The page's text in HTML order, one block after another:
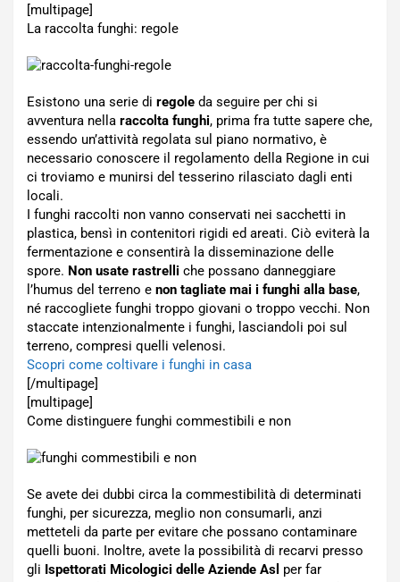
[multipage]
La raccolta funghi: regole
Esistono una serie di regole da seguire per chi si
avventura nella raccolta funghi, prima fra tutte sapere che,
essendo un’attività regolata sul piano normativo, è
necessario conoscere il regolamento della Regione in cui
ci troviamo e munirsi del tesserino rilasciato dagli enti
locali.
I funghi raccolti non vanno conservati nei sacchetti in
plastica, bensì in contenitori rigidi ed areati. Ciò eviterà la
fermentazione e consentirà la disseminazione delle
spore. Non usate rastrelli che possano danneggiare
l’humus del terreno e non tagliate mai i funghi alla base,
né raccogliete funghi troppo giovani o troppo vecchi. Non
staccate intenzionalmente i funghi, lasciandoli poi sul
terreno, compresi quelli velenosi.
Scopri come coltivare i funghi in casa
[/multipage]
[multipage]
Come distinguere funghi commestibili e non
Se avete dei dubbi circa la commestibilità di determinati
funghi, per sicurezza, meglio non consumarli, anzi
metteteli da parte per evitare che possano contaminare
quelli buoni. Inoltre, avete la possibilità di recarvi presso
gli Ispettorati Micologici delle Aziende Asl per far